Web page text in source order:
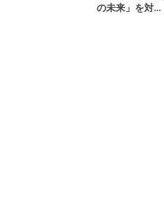
の未来」を対…